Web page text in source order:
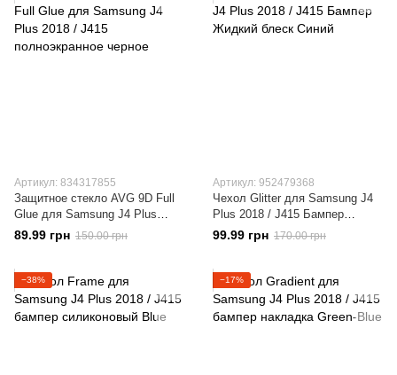
Артикул: 834317855
Защитное стекло AVG 9D Full
Glue для Samsung J4 Plus
2018 / J415 полноэкранное
89.99 грн 150.00 грн
Артикул: 952479368
Чехол Glitter для Samsung J4
Plus 2018 / J415 Бампер
Жидкий блеск Синий
99.99 грн 170.00 грн
−38% −17%